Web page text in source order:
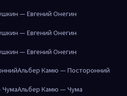
— Евгений Онегин
— Евгений Онегин
— Евгений Онегин
Альбер Камю — Посторонний
Альбер Камю — Чума